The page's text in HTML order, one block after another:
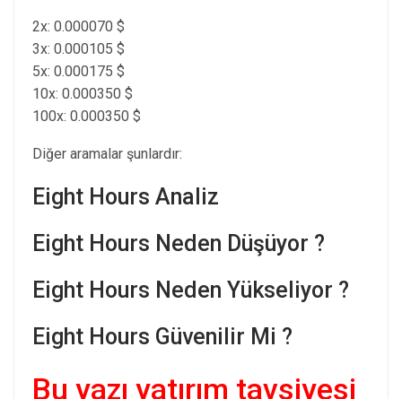
2x: 0.000070 $
3x: 0.000105 $
5x: 0.000175 $
10x: 0.000350 $
100x: 0.000350 $
Diğer aramalar şunlardır:
Eight Hours Analiz
Eight Hours Neden Düşüyor ?
Eight Hours Neden Yükseliyor ?
Eight Hours Güvenilir Mi ?
Bu yazı yatırım tavsiyesi